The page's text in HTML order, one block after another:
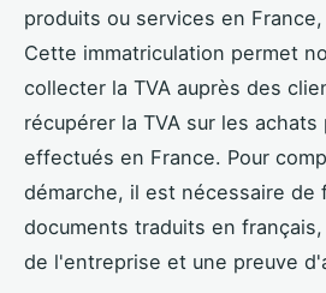
produits ou services en
Cette immatriculation permet
collecter la TVA auprès des
récupérer la TVA sur les
effectués en France. Pour
démarche, il est nécessaire de
documents traduits en
de l'entreprise et une preuve